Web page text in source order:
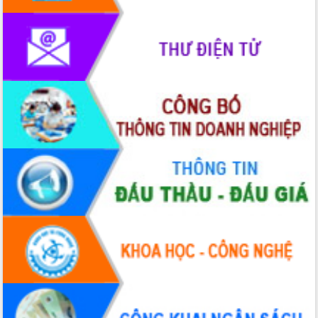
phát triển mới
Thường trực HĐND tỉnh Đắk Lắk gặp
mặt Đoàn chuyên gia y tế TP. Hồ Chí
Lễ truy điệu và an táng hài cốt liệt sĩ
tại Nghĩa trang Liệt sĩ xã Sơn Hòa
Bàn giải pháp tháo gỡ khó khăn trong
xuất khẩu sầu riêng và triển khai quy
định EUDR
Thứ trưởng Bộ Nông nghiệp và Môi
trường Nguyễn Hoàng Hiệp khảo sát
vùng trồng và doanh nghiệp đóng gói
sầu riêng tại Đắk Lắk
Trình diễn nghệ thuật chế biến các
món ăn từ sầu riêng
Đắk Lắk công bố Quy hoạch và xúc
tiến đầu tư tỉnh
Ngành cá ngừ Đắk Lắk chủ động thích
ứng để giữ vững thị trường xuất khẩu
Diễn đàn Kinh tế tư nhân Việt Nam đột